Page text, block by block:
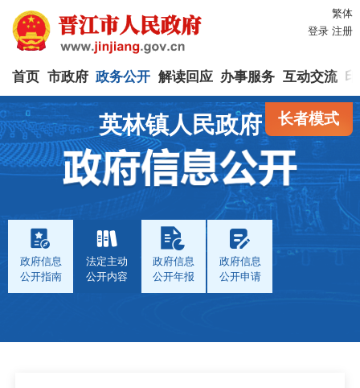
繁体
登录 注册
首页 市政府 政务公开 解读回应 办事服务 互动交流
长者模式
英林镇人民政府
政府信息
公开指南
法定主动
公开内容
政府信息
公开年报
政府信息
公开申请